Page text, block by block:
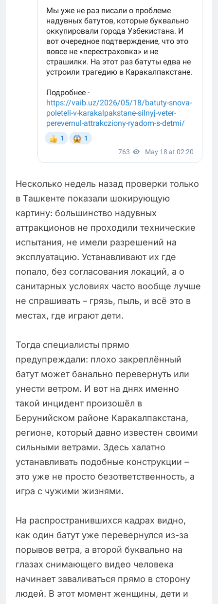
Несколько недель назад проверки только
в Ташкенте показали шокирующую
картину: большинство надувных
аттракционов не проходили технические
испытания, не имели разрешений на
эксплуатацию. Устанавливают их где
попало, без согласования локаций, а о
санитарных условиях часто вообще лучше
не спрашивать – грязь, пыль, и всё это в
местах, где играют дети.
Тогда специалисты прямо
предупреждали: плохо закреплённый
батут может банально перевернуть или
унести ветром. И вот на днях именно
такой инцидент произошёл в
Берунийском районе Каракалпакстана,
регионе, который давно известен своими
сильными ветрами. Здесь халатно
устанавливать подобные конструкции –
это уже не просто безответственность, а
игра с чужими жизнями.
На распространившихся кадрах видно,
как один батут уже перевернулся из-за
порывов ветра, а второй буквально на
глазах снимающего видео человека
начинает заваливаться прямо в сторону
людей. В этот момент женщины, дети и